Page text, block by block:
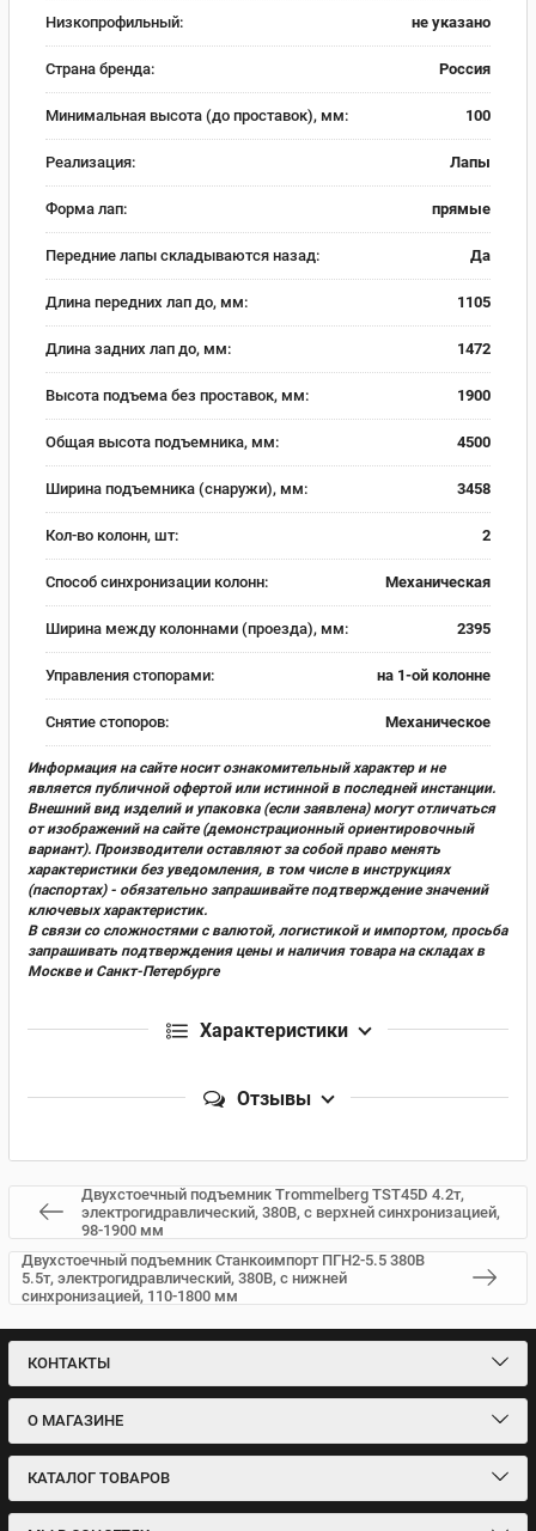
Низкопрофильный: не указано
Страна бренда: Россия
Минимальная высота (до проставок), мм: 100
Реализация: Лапы
Форма лап: прямые
Передние лапы складываются назад: Да
Длина передних лап до, мм: 1105
Длина задних лап до, мм: 1472
Высота подъема без проставок, мм: 1900
Общая высота подъемника, мм: 4500
Ширина подъемника (снаружи), мм: 3458
Кол-во колонн, шт: 2
Способ синхронизации колонн: Механическая
Ширина между колоннами (проезда), мм: 2395
Управления стопорами: на 1-ой колонне
Снятие стопоров: Механическое
Информация на сайте носит ознакомительный характер и не
является публичной офертой или истинной в последней инстанции.
Внешний вид изделий и упаковка (если заявлена) могут отличаться
от изображений на сайте (демонстрационный ориентировочный
вариант). Производители оставляют за собой право менять
характеристики без уведомления, в том числе в инструкциях
(паспортах) - обязательно запрашивайте подтверждение значений
ключевых характеристик.
В связи со сложностями с валютой, логистикой и импортом, просьба
запрашивать подтверждения цены и наличия товара на складах в
Москве и Санкт-Петербурге
Характеристики
Отзывы
Двухстоечный подъемник Trommelberg TST45D 4.2т,
электрогидравлический, 380В, с верхней синхронизацией,
98-1900 мм
Двухстоечный подъемник Станкоимпорт ПГН2-5.5 380В
5.5т, электрогидравлический, 380В, с нижней
синхронизацией, 110-1800 мм
КОНТАКТЫ
О МАГАЗИНЕ
КАТАЛОГ ТОВАРОВ